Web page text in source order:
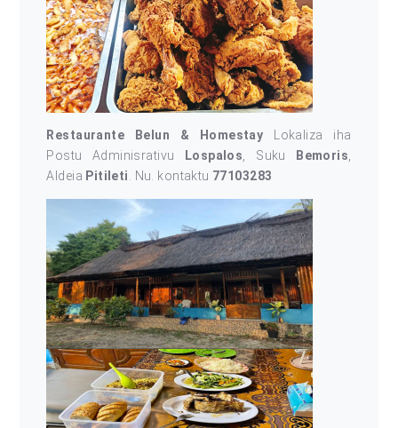
Restaurante Belun & Homestay Lokaliza iha
Postu Adminisrativu
Lospalos , Suku Bemoris
Aldeia Pitileti . Nu. kontaktu 77103283